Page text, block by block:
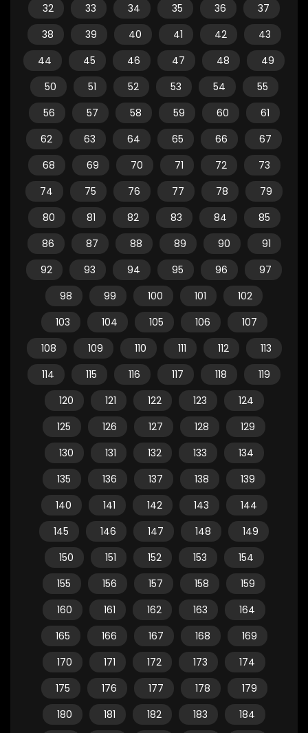
32
33 34 35 36
37
38
39 40 41 42
43
44
45 46 47 48
49
50
51 52 53 54
55
56
57 58 59 60
61
62
63 64 65 66
67
68
69 70 71 72
73
74
75 76 77 78
79
80
81 82 83 84
85
86
87 88 89 90
91
92
93 94 95 96
97
98
99 100 101
102
103
104 105 106
107
108
109 110 111 112
113
114
115 116 117 118
119
120
121 122 123
124
125
126 127 128
129
130
131 132 133
134
135
136 137 138
139
140
141 142 143
144
145
146 147 148
149
150
151 152 153
154
155
156 157 158
159
160
161 162 163
164
165
166 167 168
169
170
171 172 173
174
175
176 177 178
179
180
181 182 183
184